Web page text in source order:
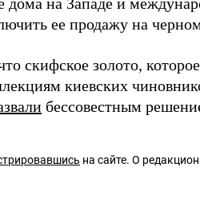
ее продажу на
скифское золото,
киевских
бессовестным
на сайте. О